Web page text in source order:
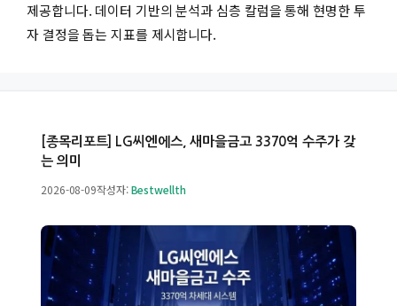
제공합니다. 데이터 기반의 분석과 심층 칼럼을 통해 현명한 투
자 결정을 돕는 지표를 제시합니다.
[종목리포트] LG씨엔에스, 새마을금고 3370억 수주가 갖
는 의미
2026-08-09작성자:Bestwellth